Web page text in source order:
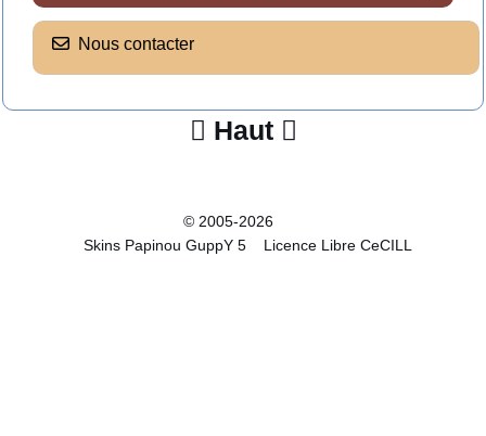
Nous contacter
 Haut 
© 2005-2026
Skins Papinou GuppY 5
Licence Libre CeCILL